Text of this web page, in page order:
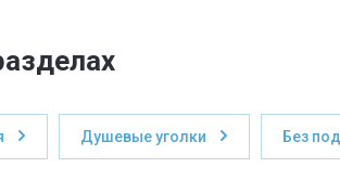
Душевые уголки Без